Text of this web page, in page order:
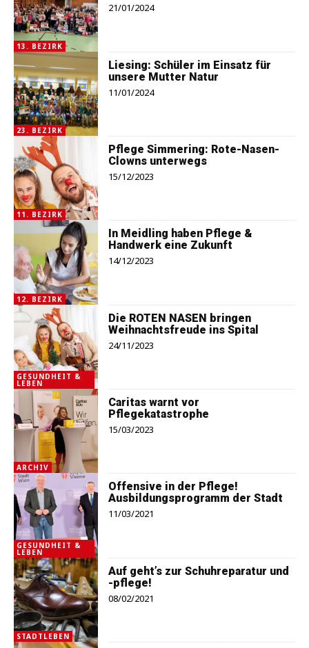
13. BEZIRK
21/01/2024
23. BEZIRK
Liesing: Schüler im Einsatz für
unsere Mutter Natur
11/01/2024
11. BEZIRK
Pflege Simmering: Rote-Nasen-
Clowns unterwegs
15/12/2023
12. BEZIRK
In Meidling haben Pflege &
Handwerk eine Zukunft
14/12/2023
GESUNDHEIT &
LEBEN
Die ROTEN NASEN bringen
Weihnachtsfreude ins Spital
24/11/2023
ARCHIV
Caritas warnt vor
Pflegekatastrophe
15/03/2023
GESUNDHEIT &
LEBEN
Offensive in der Pflege!
Ausbildungsprogramm der Stadt
11/03/2021
STADTLEBEN
Auf geht’s zur Schuhreparatur und
-pflege!
08/02/2021